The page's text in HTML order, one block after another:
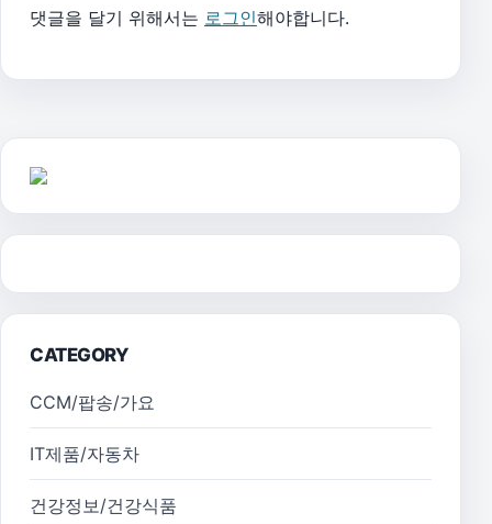
댓글을 달기 위해서는 로그인해야합니다.
CATEGORY
CCM/팝송/가요
IT제품/자동차
건강정보/건강식품